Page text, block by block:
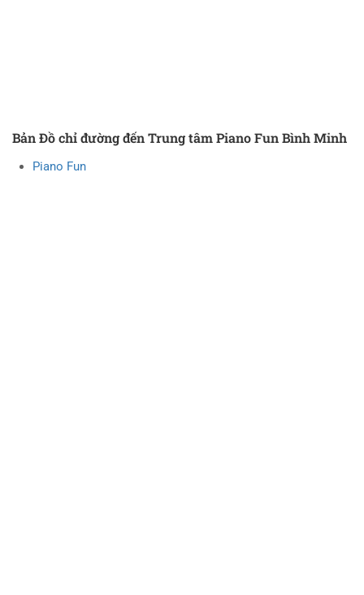
Bản Đồ chỉ đường đến Trung tâm Piano Fun Bình Minh
Piano Fun